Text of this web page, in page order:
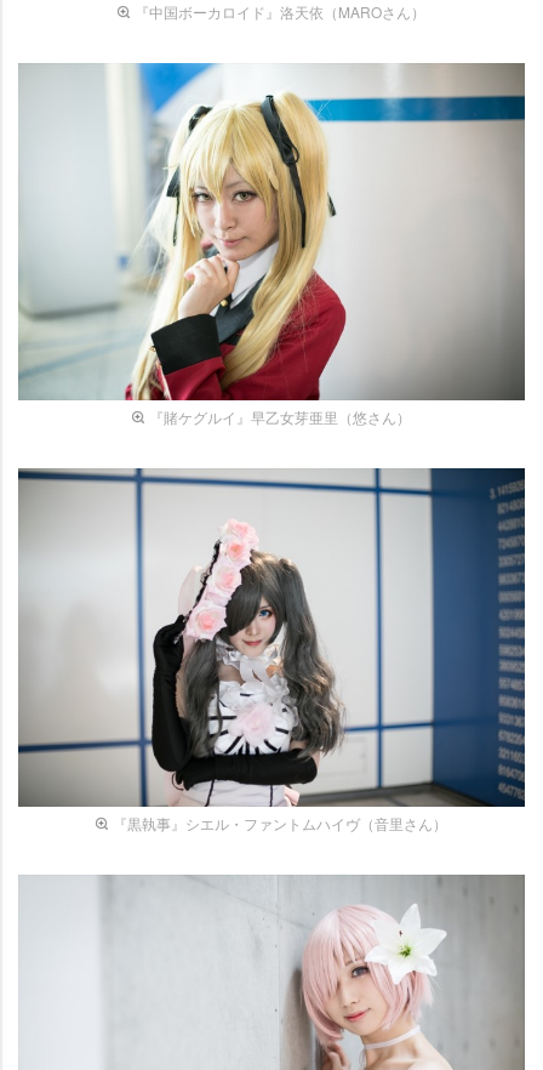
『中国ボーカロイド』洛天依（MAROさん）
『賭ケグルイ』早乙女芽亜里（悠さん）
『黒執事』シエル・ファントムハイヴ（音里さん）